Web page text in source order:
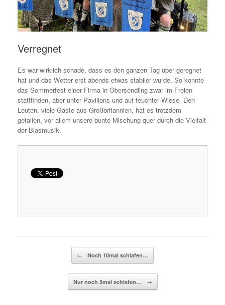
Verregnet
Es war wirklich schade, dass es den ganzen Tag über geregnet
hat und das Wetter erst abends etwas stabiler wurde. So konnte
das Sommerfest einer Firma in Obersendling zwar im Freien
stattfinden, aber unter Pavillons und auf feuchter Wiese. Den
Leuten, viele Gäste aus Großbritannien, hat es trotzdem
gefallen, vor allem unsere bunte Mischung quer durch die Vielfalt
der Blasmusik.
← Noch 10mal schlafen…
Nur noch 5mal schlafen… →